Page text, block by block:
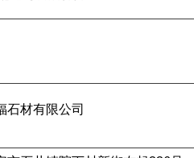
石材有限公司